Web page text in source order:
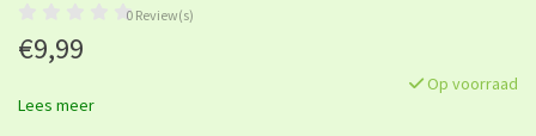
0 Review(s)
€9,99
Op voorraad
Lees meer